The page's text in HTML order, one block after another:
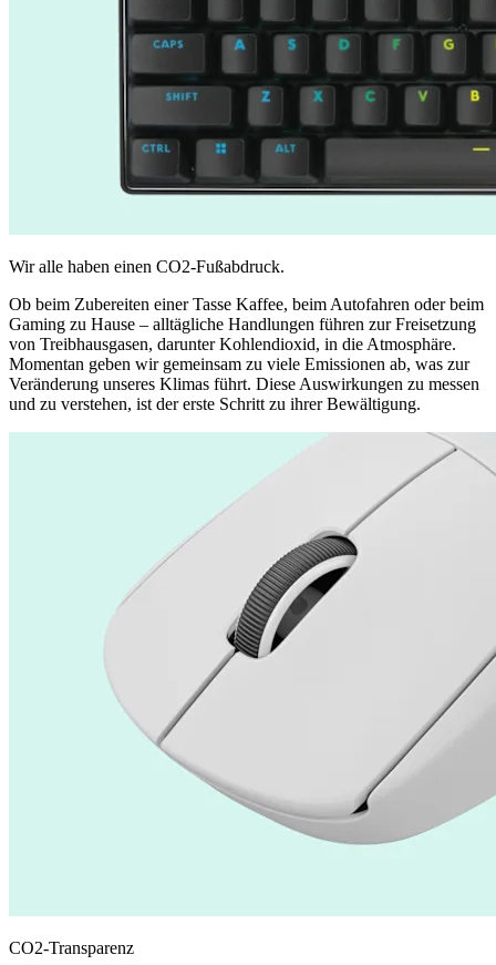
Wir alle haben einen CO2-Fußabdruck.
Ob beim Zubereiten einer Tasse Kaffee, beim Autofahren oder beim
Gaming zu Hause – alltägliche Handlungen führen zur Freisetzung
von Treibhausgasen, darunter Kohlendioxid, in die Atmosphäre.
Momentan geben wir gemeinsam zu viele Emissionen ab, was zur
Veränderung unseres Klimas führt. Diese Auswirkungen zu messen
und zu verstehen, ist der erste Schritt zu ihrer Bewältigung.
CO2-Transparenz